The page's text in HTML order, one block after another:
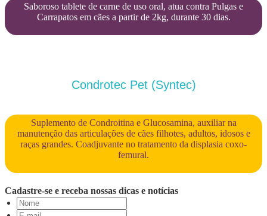
Saboroso tablete de carne de uso oral, atua contra Pulgas e
Carrapatos em cães a partir de 2kg, durante 30 dias.
Condrotec Pet (Syntec)
Suplemento de Condroitina e Glucosamina, auxiliar na
manutenção das articulações de cães filhotes, adultos, idosos e
raças grandes. Coadjuvante no tratamento da displasia coxo-
femural.
Cadastre-se e receba nossas dicas e notícias